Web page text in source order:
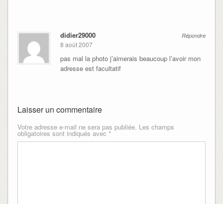
Répondre
didier29000
8 août 2007
pas mal la photo j’aimerais beaucoup l’avoir mon
adresse est facultatif
Laisser un commentaire
Votre adresse e-mail ne sera pas publiée. Les champs
obligatoires sont indiqués avec *